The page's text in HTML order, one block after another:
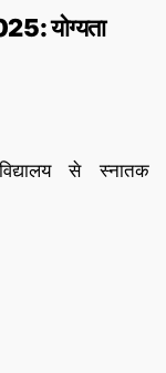
योग्यता
से स्नातक